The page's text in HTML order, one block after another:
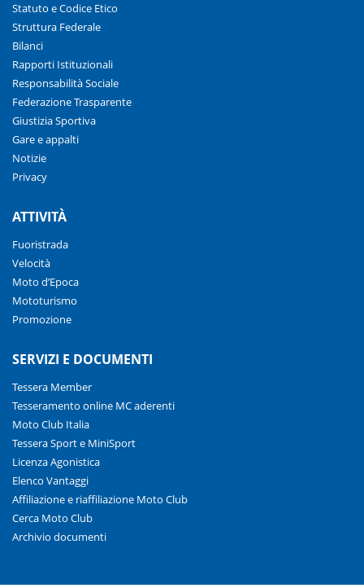
Statuto e Codice Etico
Struttura Federale
Bilanci
Rapporti Istituzionali
Responsabilità Sociale
Federazione Trasparente
Giustizia Sportiva
Gare e appalti
Notizie
Privacy
ATTIVITÀ
Fuoristrada
Velocità
Moto d’Epoca
Mototurismo
Promozione
SERVIZI E DOCUMENTI
Tessera Member
Tesseramento online MC aderenti
Moto Club Italia
Tessera Sport e MiniSport
Licenza Agonistica
Elenco Vantaggi
Affiliazione e riaffiliazione Moto Club
Cerca Moto Club
Archivio documenti